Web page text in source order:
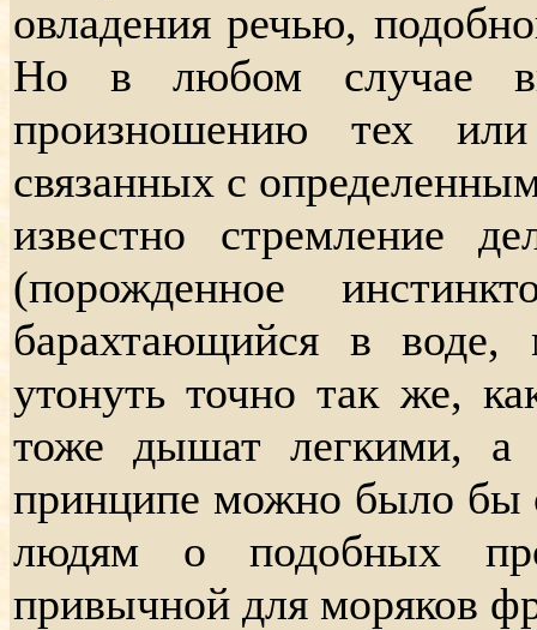
овладения речью,
Но в любом случае
произношению тех
связанных с
известно стремление
(порожденное
барахтающийся в
утонуть точно так же,
тоже дышат легкими,
принципе можно было бы
людям о подобных
привычной для моряков